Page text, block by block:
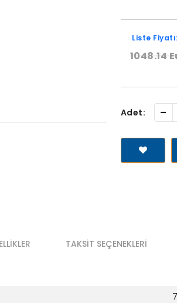
Liste Fiyatı:
1048.14
Adet: -
TAKSIT SEÇENEKLERI